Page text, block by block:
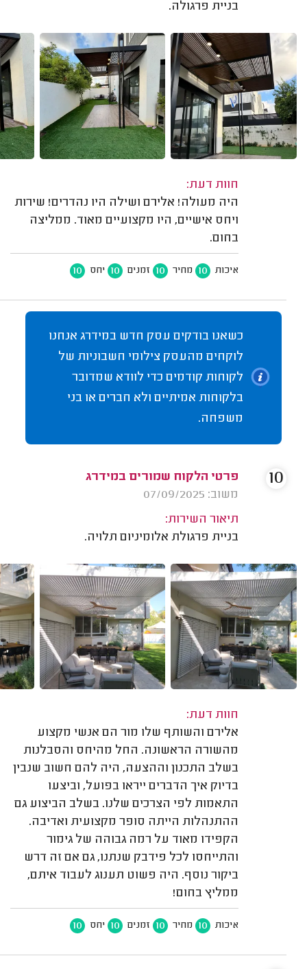
בניית פרגולה.
חוות דעת:
היה מעולה! אלירם ושילה היו נהדרים! שירות
ויחס אישיים, היו מקצועיים מאוד. ממליצה
בחום.
איכות 10 מחיר 10 זמנים 10 יחס 10
כשאנו בודקים עסק חדש במידרג אנחנו
לוקחים מהעסק צילומי חשבוניות של
לקוחות קודמים כדי לוודא שמדובר
בלקוחות אמיתיים ולא חברים או בני
משפחה.
פרטי הלקוח שמורים במידרג
משוב: 07/09/2025
תיאור השירות:
בניית פרגולת אלומיניום תלויה.
חוות דעת:
אלירם והשותף שלו מור הם אנשי מקצוע
מהשורה הראשונה. החל מהיחס והסבלנות
בשלב התכנון וההצעה, היה להם חשוב שנבין
בדיוק איך הדברים ייראו בפועל, וביצעו
התאמות לפי הצרכים שלנו. בשלב הביצוע גם
ההתנהלות הייתה סופר מקצועית ואדיבה.
הקפידו מאוד על רמה גבוהה של גימור
והתייחסו לכל פידבק שנתנו, גם אם זה דרש
ביקור נוסף. היה פשוט תענוג לעבוד איתם,
ממליץ בחום!
איכות 10 מחיר 10 זמנים 10 יחס 10
10